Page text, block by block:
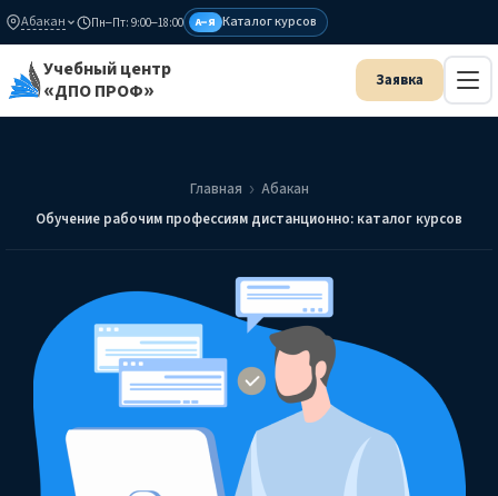
Абакан Пн–Пт: 9:00–18:00 А–Я Каталог курсов
Учебный центр
«ДПО ПРОФ»
Главная
Абакан
Обучение рабочим профессиям дистанционно: каталог курсов